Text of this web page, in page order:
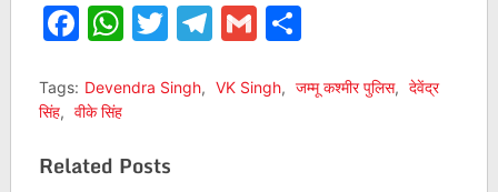
Facebook
WhatsApp
Twitter
Telegram
GmailShare
Tags: Devendra Singh, VK Singh, जम्मू कश्मीर पुलिस, देवेंद्र
सिंह, वीके सिंह
Related Posts